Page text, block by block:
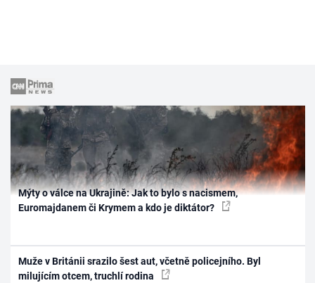
Mýty o válce na Ukrajině: Jak to bylo s nacismem,
Euromajdanem či Krymem a kdo je diktátor?
Muže v Británii srazilo šest aut, včetně policejního. Byl
milujícím otcem, truchlí rodina